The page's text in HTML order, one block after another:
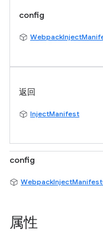
config
返回
InjectManifest
config
属性